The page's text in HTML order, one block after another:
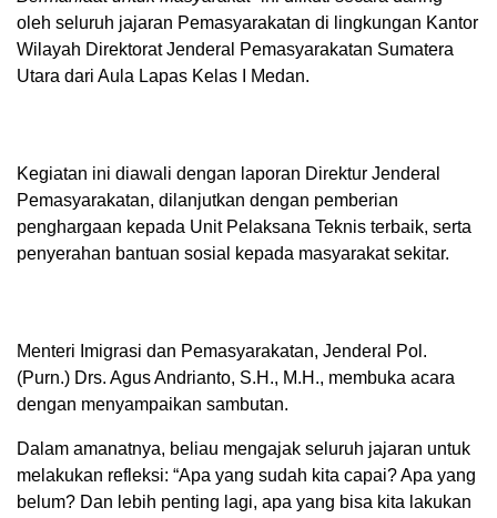
oleh seluruh jajaran Pemasyarakatan di lingkungan Kantor
Wilayah Direktorat Jenderal Pemasyarakatan Sumatera
Utara dari Aula Lapas Kelas I Medan.
Kegiatan ini diawali dengan laporan Direktur Jenderal
Pemasyarakatan, dilanjutkan dengan pemberian
penghargaan kepada Unit Pelaksana Teknis terbaik, serta
penyerahan bantuan sosial kepada masyarakat sekitar.
Menteri Imigrasi dan Pemasyarakatan, Jenderal Pol.
(Purn.) Drs. Agus Andrianto, S.H., M.H., membuka acara
dengan menyampaikan sambutan.
Dalam amanatnya, beliau mengajak seluruh jajaran untuk
melakukan refleksi: “Apa yang sudah kita capai? Apa yang
belum? Dan lebih penting lagi, apa yang bisa kita lakukan